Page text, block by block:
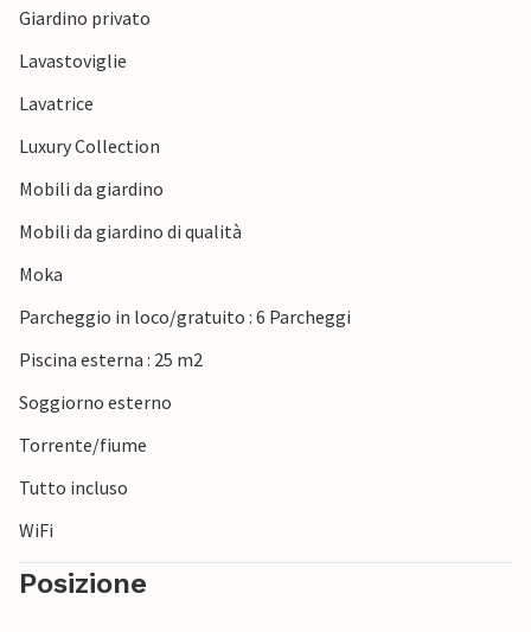
Trascorrete le vostre vacanze in questa bella casa e in
Giardino privato
Lavastoviglie
Lavatrice
Luxury Collection
Mobili da giardino
Mobili da giardino di qualità
Moka
Parcheggio in loco/gratuito : 6 Parcheggi
Piscina esterna : 25 m2
Soggiorno esterno
Torrente/fiume
Tutto incluso
WiFi
Posizione